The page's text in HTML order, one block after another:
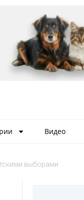
Видео
выборами